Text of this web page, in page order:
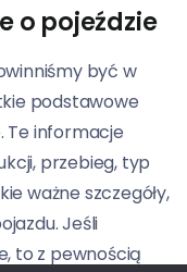
o pojeździe
być w
podstawowe
Te informacje
przebieg, typ
ważne szczegóły,
Jeśli
to z pewnością